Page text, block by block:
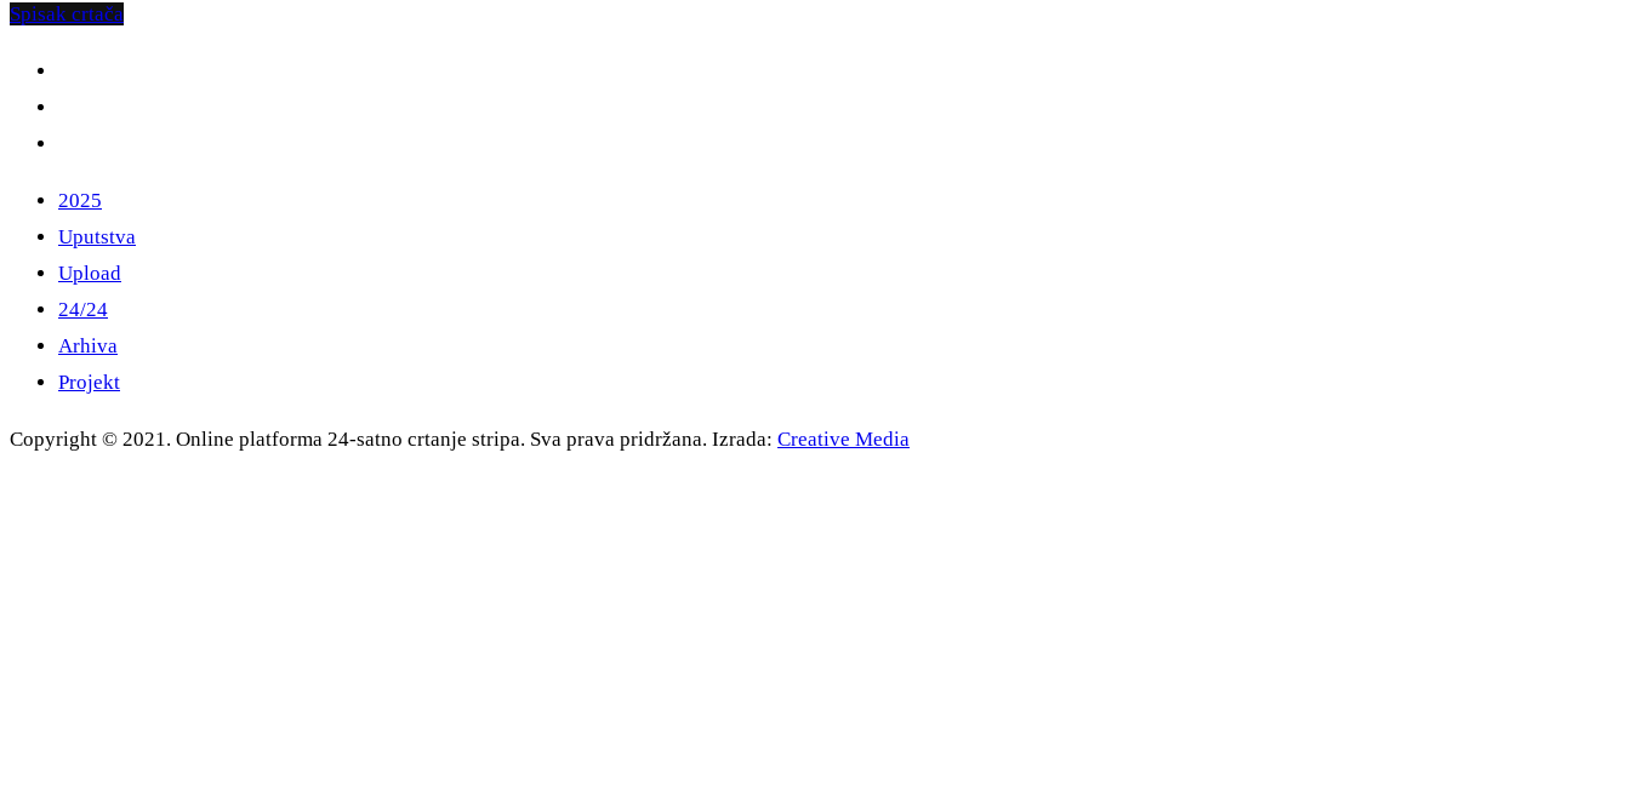
Spisak crtača
2025
Uputstva
Upload
24/24
Arhiva
Projekt
Copyright © 2021. Online platforma 24-satno crtanje stripa. Sva prava pridržana. Izrada: Creative Media